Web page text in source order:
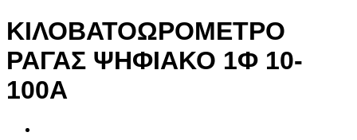
ΚΙΛΟΒΑΤΟΩΡΟΜΕΤΡΟ
ΡΑΓΑΣ ΨΗΦΙΑΚΟ 1Φ 10-
100Α